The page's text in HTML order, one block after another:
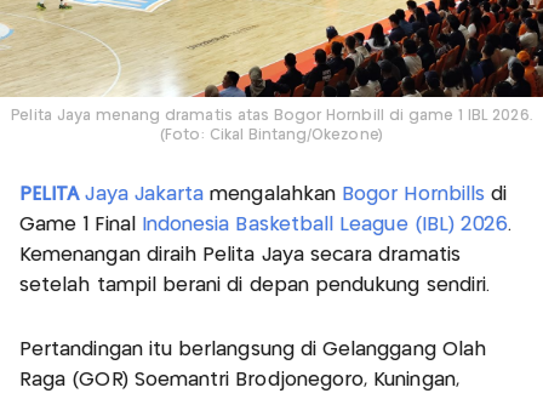
Pelita Jaya menang dramatis atas Bogor Hornbill di game 1 IBL 2026.
(Foto: Cikal Bintang/Okezone)
PELITAJaya Jakarta mengalahkan Bogor Hornbills di
Game 1 Final
Indonesia Basketball League (IBL) 2026.
Kemenangan diraih Pelita Jaya secara dramatis
setelah tampil berani di depan pendukung sendiri.
Pertandingan itu berlangsung di Gelanggang Olah
Raga (GOR) Soemantri Brodjonegoro, Kuningan,